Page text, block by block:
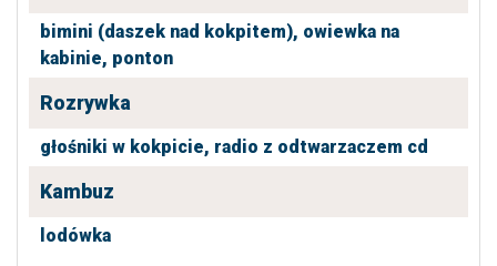
bimini (daszek nad kokpitem), owiewka na
kabinie, ponton
Rozrywka
głośniki w kokpicie, radio z odtwarzaczem cd
Kambuz
lodówka